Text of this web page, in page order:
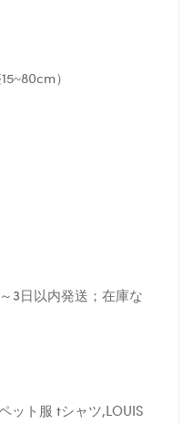
）
3日以内発送；在庫な
ット服 tシャツ,LOUIS